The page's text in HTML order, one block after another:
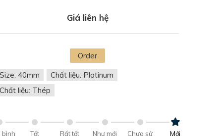
Giá liên hệ
Order
Size: 40mm
Chất liệu: Platinum
Chất liệu: Thép
bình Tốt Rất tốt Như mới
Chưa sử
Mới